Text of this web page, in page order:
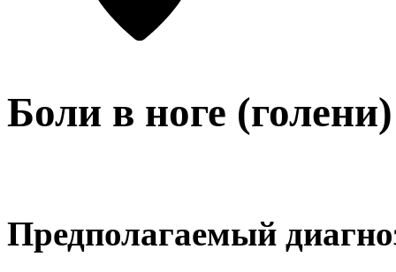
Боли в ноге (голени)
Предполагаемый